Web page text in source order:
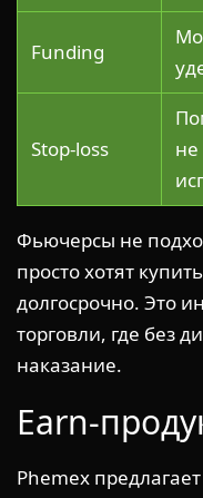
Funding
Stop-loss
не
Фьючерсы не
просто хотят
долгосрочно. Это
торговли, где без
наказание.
Earn-
Phemex